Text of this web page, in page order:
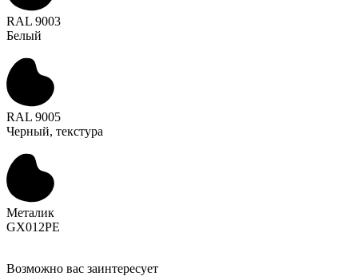
RAL 9003
Белый
RAL 9005
Черный, текстура
Металик
GX012PE
Возможно вас заинтересует